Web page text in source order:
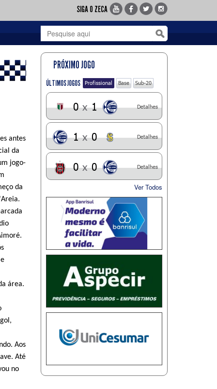
SIGA O ZECA
antes
da
jogo-
da
área.
Aos
Até
no
PRÓXIMO JOGO
ÚLTIMOS JOGOS Profissional Base Sub-20
0 x 1 Detalhes
1 x 0 Detalhes
0 x 0 Detalhes
Ver Todos